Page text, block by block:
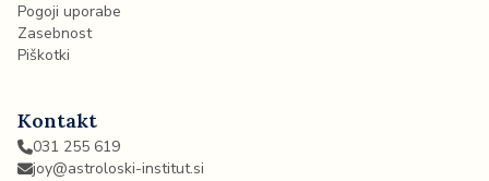
Pogoji uporabe
Zasebnost
Piškotki
Kontakt
031 255 619
joy@astroloski-institut.si